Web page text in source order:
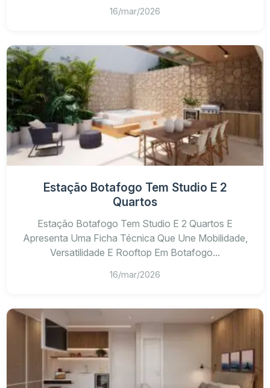
16/mar/2026
Estação Botafogo Tem Studio E 2
Quartos
Estação Botafogo Tem Studio E 2 Quartos E
Apresenta Uma Ficha Técnica Que Une Mobilidade,
Versatilidade E Rooftop Em Botafogo...
16/mar/2026